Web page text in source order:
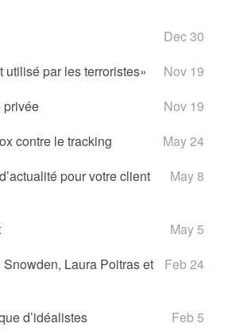
Dec 30
utilisé par les terroristes»
Nov 19
privée
Nov 19
contre le tracking
May 24
pour votre client
May 8
May 5
Laura Poitras et
Feb 24
d’idéalistes Feb 5